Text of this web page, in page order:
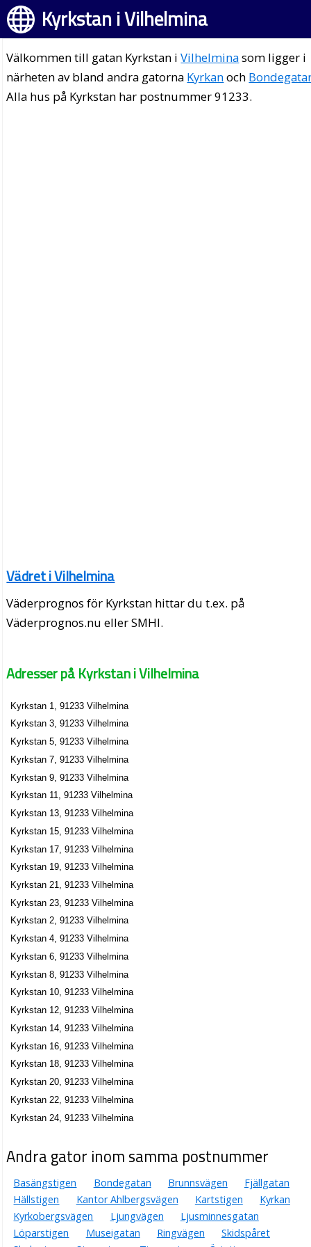
Kyrkstan i Vilhelmina
Välkommen till gatan Kyrkstan iVilhelminasom ligger i
närheten av bland andra gatorna Kyrkanoch
Alla hus på Kyrkstan har postnummer 91233.
Vädret i Vilhelmina
Väderprognos för Kyrkstan hittar du t.ex. på
Väderprognos.nu eller SMHI.
Adresser på Kyrkstan i Vilhelmina
Kyrkstan 1, 91233 Vilhelmina
Kyrkstan 3, 91233 Vilhelmina
Kyrkstan 5, 91233 Vilhelmina
Kyrkstan 7, 91233 Vilhelmina
Kyrkstan 9, 91233 Vilhelmina
Kyrkstan 11, 91233 Vilhelmina
Kyrkstan 13, 91233 Vilhelmina
Kyrkstan 15, 91233 Vilhelmina
Kyrkstan 17, 91233 Vilhelmina
Kyrkstan 19, 91233 Vilhelmina
Kyrkstan 21, 91233 Vilhelmina
Kyrkstan 23, 91233 Vilhelmina
Kyrkstan 2, 91233 Vilhelmina
Kyrkstan 4, 91233 Vilhelmina
Kyrkstan 6, 91233 Vilhelmina
Kyrkstan 8, 91233 Vilhelmina
Kyrkstan 10, 91233 Vilhelmina
Kyrkstan 12, 91233 Vilhelmina
Kyrkstan 14, 91233 Vilhelmina
Kyrkstan 16, 91233 Vilhelmina
Kyrkstan 18, 91233 Vilhelmina
Kyrkstan 20, 91233 Vilhelmina
Kyrkstan 22, 91233 Vilhelmina
Kyrkstan 24, 91233 Vilhelmina
Andra gator inom samma postnummer
Basängstigen Bondegatan Brunnsvägen
Fjällgatan
Hällstigen
Kantor Ahlbergsvägen Kartstigen
Kyrkan
Kyrkobergsvägen
Ljungvägen
Ljusminnesgatan
Löparstigen
Museigatan Ringvägen
Skidspåret